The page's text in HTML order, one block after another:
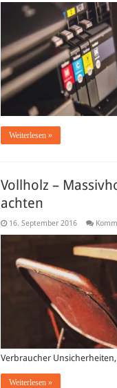
Weiterlesen »
Vollholz –
achten
16. September 2016
Verbraucher
Weiterlesen »